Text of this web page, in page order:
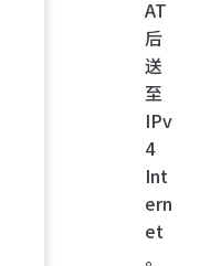
AT
后
送
至
IPv
4
Int
ern
et
。